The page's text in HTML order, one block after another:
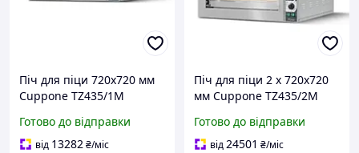
Піч для піци 720х720 мм
Cuppone TZ435/1M
Готово до відправки
від 13282₴/міс
Піч для піци 2 х 720х720
мм Cuppone TZ435/2M
Готово до відправки
від24501 ₴/міс